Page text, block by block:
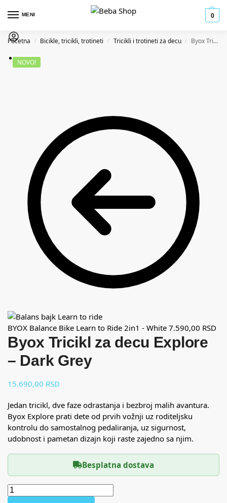
MENI 0
Početna / Bicikle, tricikli, trotineti / Tricikli i trotineti za decu / Byox Tricikl za decu Explore – Dark Grey
NOVO!
BYOX Balance Bike Learn to Ride 2in1 - White 7.590,00 RSD
Byox Tricikl za decu Explore
– Dark Grey
15.690,00 RSD
Jedan tricikl, dve faze odrastanja i bezbroj malih avantura.
Byox Explore prati dete od prvih vožnji uz roditeljsku
kontrolu do samostalnog pedaliranja, uz sigurnost,
udobnost i pametan dizajn koji raste zajedno sa njim.
Besplatna dostava